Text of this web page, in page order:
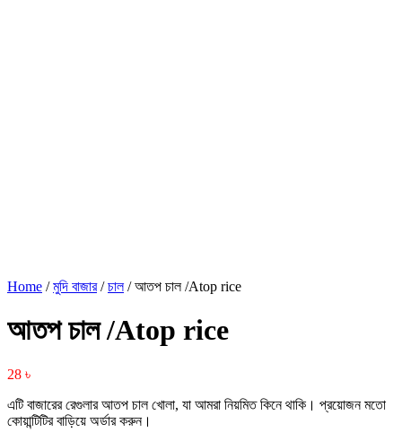
Home /মুদি বাজার/চাল/ আতপ চাল /Atop rice
আতপ চাল /Atop rice
28 ৳
এটি বাজারের রেগুলার আতপ চাল খোলা, যা আমরা নিয়মিত কিনে থাকি। প্রয়োজন মতো
কোয়ান্টিটির বাড়িয়ে অর্ডার করুন।